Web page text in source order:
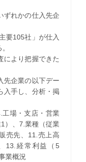
ずれかの仕入先企
要105社」が仕入
より把握できた
先企業の以下デー
入手し、分析・掲
場・支店・営業
）、7.業種（従業
売先、11.売上高
13.経常利益（5
業概況